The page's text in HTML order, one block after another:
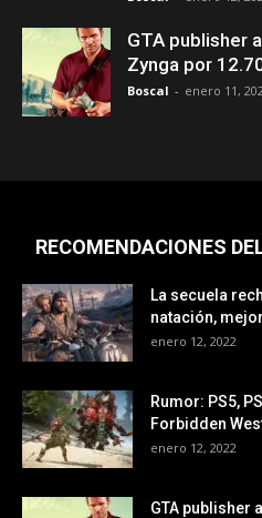
GTA publisher
Zynga por
Boscal - enero 11,
RECOMENDACIONES
La secuela
natación,
enero 12, 2022
Rumor: PS5,
Forbidden
enero 12, 2022
GTA publisher